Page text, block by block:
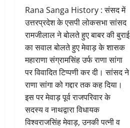
Rana Sanga History : संसद में
उत्तरप्रदेश के एसपी लोकसभा सांसद
रामजीलाल ने बोलते हुए बाबर की बुराई
का सवाल बोलते हुए मेवाड़ के शासक
महाराणा संग्रामसिंह उर्फ राणा सांगा
पर विवादित टिप्पणी कर दी। सांसद ने
राणा सांगा को गद्दार तक कह दिया।
इस पर मेवाड़ पूर्व राजपरिवार के
सदस्य व नाथद्वारा विधायक
विश्वराजसिंह मेवाड़, उनकी पत्नी व